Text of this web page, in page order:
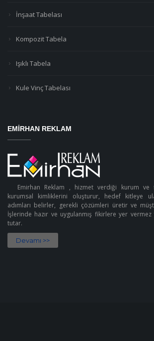
İnşaat Tabelası
Kompozit Tabela
Işıklı Tabela
Kule Vinç Tabelası
EMIRHAN REKLAM
Emirhan Reklam , hizmet verdiği kurum ve
kurumsal kimliklerini oluşturur, hedef kitleye
adımları belirler, gerekli çözümleri üretir ve
İşlerinde hazır ve uygulanmış fikirlere yer vermez
tutar.
Devamı >>